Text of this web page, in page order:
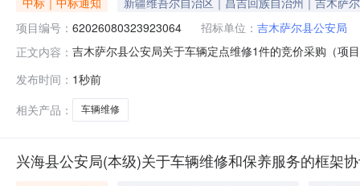
项目编号： 62026080323923064 招标单位： 吉木萨尔县公安局
正文内容： 吉木萨尔县公安局关于车辆定点维修1件的竞价采购（项
县报价起止时间：2026-08-0412:43-2026-08-0720:00
发布时间： 1秒前
相关产品：
车辆维修
兴海县公安局(本级)关于车辆维修和保养服务的框架